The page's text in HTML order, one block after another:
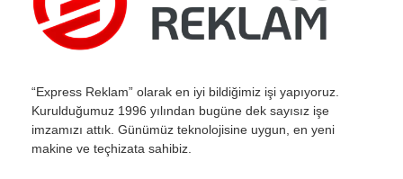
“Express Reklam” olarak en iyi bildiğimiz işi yapıyoruz.
Kurulduğumuz 1996 yılından bugüne dek sayısız işe
imzamızı attık. Günümüz teknolojisine uygun, en yeni
makine ve teçhizata sahibiz.